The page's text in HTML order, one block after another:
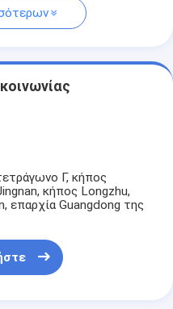
Γ, κήπος
κήπος Longzhu,
επαρχία Guangdong της